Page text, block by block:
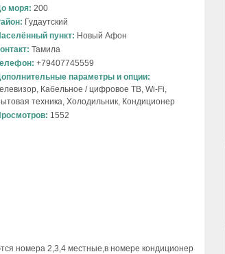
моря: 200
Гудаутский
пункт: Новый Афон
Тамила
+79407745559
параметры и опции:
Кабельное / цифровое ТВ, Wi-Fi,
техника, Холодильник, Кондиционер
1552
номера 2,3,4 местные,в номере кондиционер